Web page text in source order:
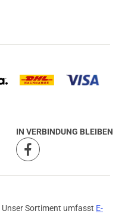
IN VERBINDUNG BLEIBEN
Unser Sortiment umfasst E-